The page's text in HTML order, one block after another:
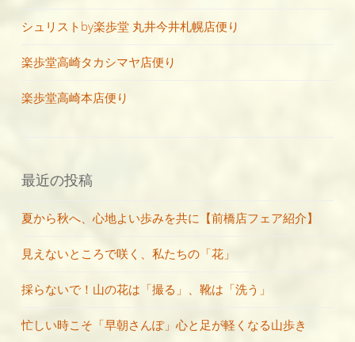
シュリストby楽歩堂 丸井今井札幌店便り
楽歩堂高崎タカシマヤ店便り
楽歩堂高崎本店便り
最近の投稿
夏から秋へ、心地よい歩みを共に【前橋店フェア紹介】
見えないところで咲く、私たちの「花」
採らないで！山の花は「撮る」、靴は「洗う」
忙しい時こそ「早朝さんぽ」心と足が軽くなる山歩き